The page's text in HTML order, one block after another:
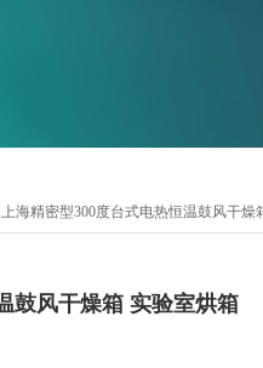
海精密型300度台式电热恒温鼓风干燥
鼓风干燥箱 实验室烘箱